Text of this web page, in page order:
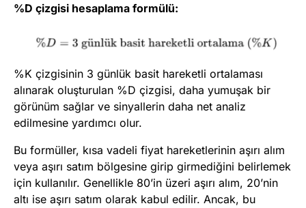
%D çizgisi hesaplama formülü:
%K çizgisinin 3 günlük basit hareketli ortalaması
alınarak oluşturulan %D çizgisi, daha yumuşak bir
görünüm sağlar ve sinyallerin daha net analiz
edilmesine yardımcı olur.
Bu formüller, kısa vadeli fiyat hareketlerinin aşırı alım
veya aşırı satım bölgesine girip girmediğini belirlemek
için kullanılır. Genellikle 80’in üzeri aşırı alım, 20’nin
altı ise aşırı satım olarak kabul edilir. Ancak, bu